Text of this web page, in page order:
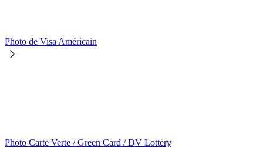
Photo de Visa Américain
Photo Carte Verte / Green Card / DV Lottery